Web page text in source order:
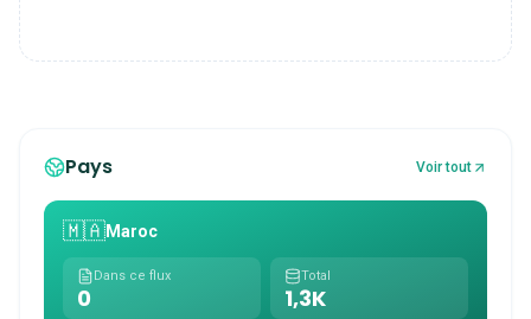
Pays Voir tout
🇲🇦Maroc
Dans ce flux
0
Total
1,3K